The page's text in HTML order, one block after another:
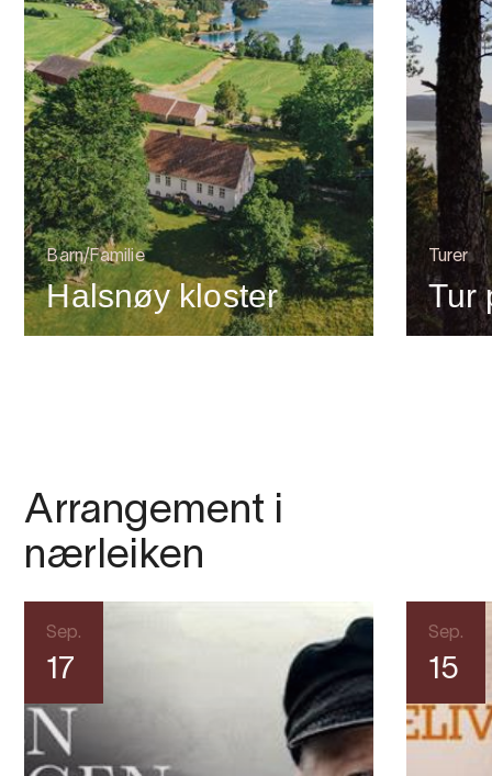
Barn/Familie
Halsnøy kloster
Turer
Tur
Arrangement i
nærleiken
Sep.
17
Sep.
15